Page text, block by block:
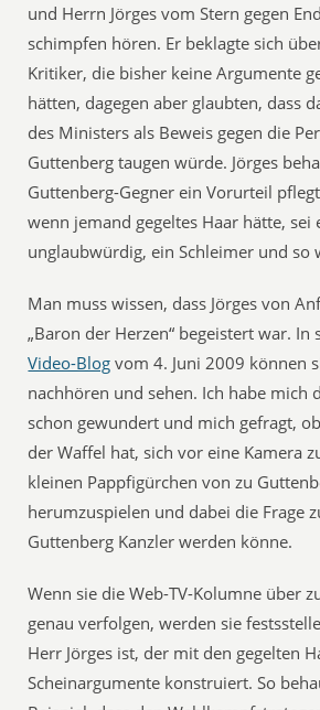
und Herrn Jörges vom Stern gegen
schimpfen hören. Er beklagte sich
Kritiker, die bisher keine Argumente
hätten, dagegen aber glaubten, dass
des Ministers als Beweis gegen die
Guttenberg taugen würde. Jörges
Guttenberg-Gegner ein Vorurteil
wenn jemand gegeltes Haar hätte, sei
unglaubwürdig, ein Schleimer und so
Man muss wissen, dass Jörges von
„Baron der Herzen“ begeistert war. In
Video-Blog vom 4. Juni 2009 können
nachhören und sehen. Ich habe mich
schon gewundert und mich gefragt,
der Waffel hat, sich vor eine Kamera
kleinen Pappfigürchen von zu
herumzuspielen und dabei die Frage
Guttenberg Kanzler werden könne.
Wenn sie die Web-TV-Kolumne über
genau verfolgen, werden sie
Herr Jörges ist, der mit den gegelten
Scheinargumente konstruiert. So